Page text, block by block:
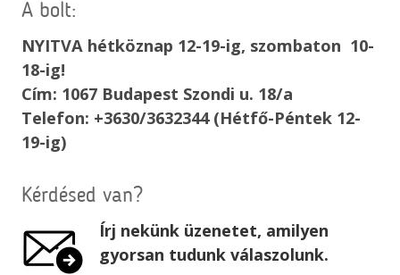
A bolt:
NYITVA hétköznap 12-19-ig, szombaton 10-
18-ig!
Cím: 1067 Budapest Szondi u. 18/a
Telefon: +3630/3632344 (Hétfő-Péntek 12-
19-ig)
Kérdésed van?
Írj nekünk üzenetet, amilyen
gyorsan tudunk válaszolunk.